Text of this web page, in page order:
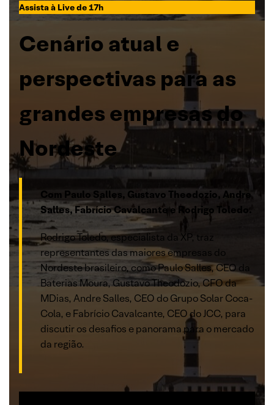
Assista à Live de 17h
Cenário atual e
perspectivas para as
grandes empresas do
Nordeste
Com Paulo Salles, Gustavo Theodozio, Andre
Salles, Fabrício Cavalcante e Rodrigo Toledo.
Rodrigo Toledo, especialista da XP, traz
representantes das maiores empresas do
Nordeste brasileiro, como Paulo Salles, CEO da
Baterias Moura, Gustavo Theodozio, CFO da
MDias, Andre Salles, CEO do Grupo Solar Coca-
Cola, e Fabrício Cavalcante, CEO do JCC, para
discutir os desafios e panorama para o mercado
da região.